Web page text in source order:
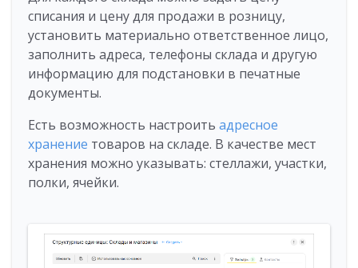
списания и цену для продажи в розницу,
установить материально ответственное лицо,
заполнить адреса, телефоны склада и другую
информацию для подстановки в печатные
документы.
Есть возможность настроить адресное
хранение товаров на складе. В качестве мест
хранения можно указывать: стеллажи, участки,
полки, ячейки.